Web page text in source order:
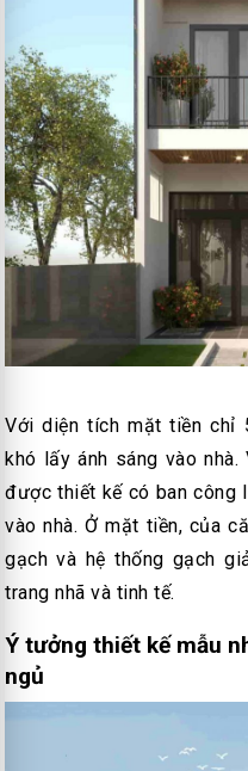
Với diện tích mặt tiền chỉ
khó lấy ánh sáng vào
được thiết kế có ban công
vào nhà. Ở mặt tiền, của
gạch và hệ thống gạch
trang nhã và tinh tế.
Ý tưởng thiết kế mẫu
ngủ